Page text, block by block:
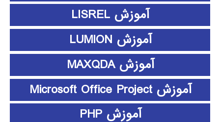
آموزش LISREL
آموزش LUMION
آموزش MAXQDA
آموزش Microsoft Office Project
آموزش PHP